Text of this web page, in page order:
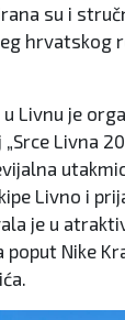
su i
hrvatskog
Livnu je
Livna
Livno i
je u
Nike